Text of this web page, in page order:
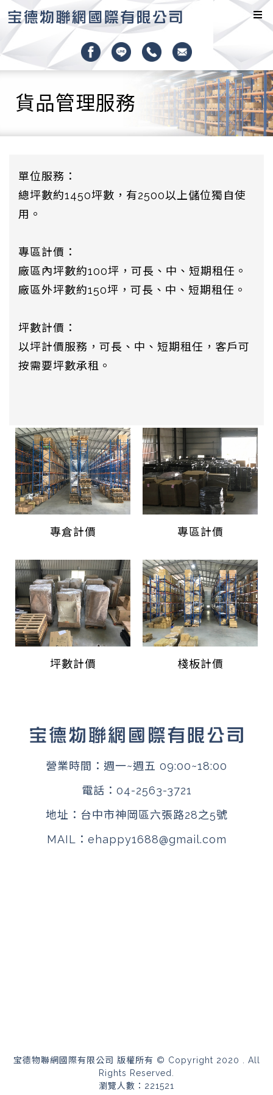
貨品管理服務
單位服務：
總坪數約1450坪數，有2500以上儲位獨自使
用。
專區計價：
廠區內坪數約100坪，可長、中、短期租任。
廠區外坪數約150坪，可長、中、短期租任。
坪數計價：
以坪計價服務，可長、中、短期租任，客戶可
按需要坪數承租。
專倉計價 專區計價
坪數計價 棧板計價
營業時間：週一~週五 09:00~18:00
電話： 04-2563-3721
地址： 台中市神岡區六張路28之5號
MAIL： ehappy1688@gmail.com
宝德物聯網國際有限公司 版權所有 © Copyright 2020 . All
Rights Reserved.
瀏覽人數：221521